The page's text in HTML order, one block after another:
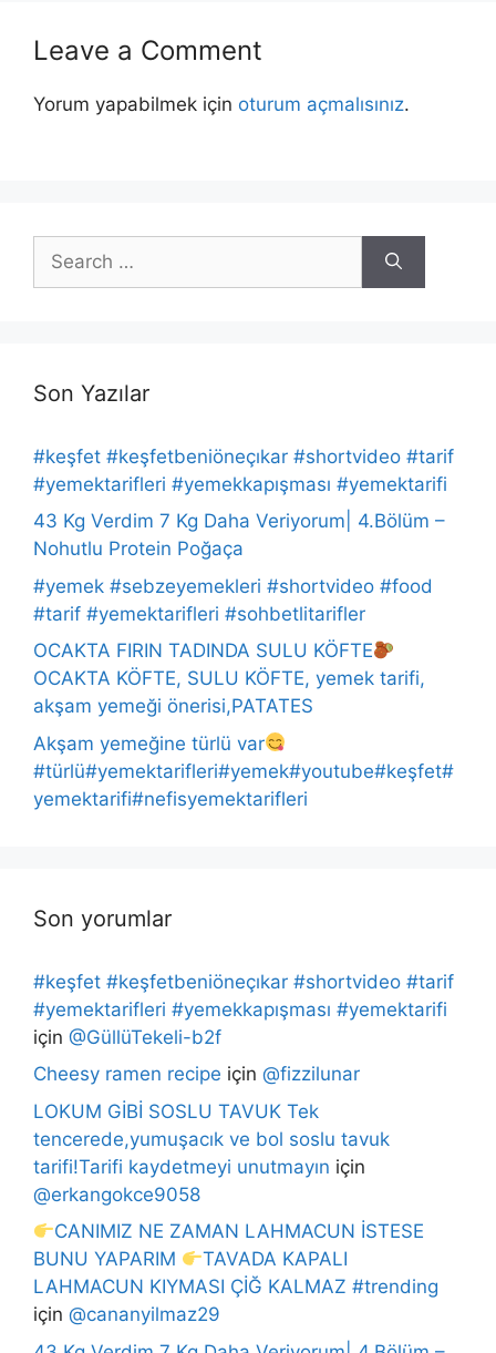
Leave a Comment
Yorum yapabilmek için oturum açmalısınız.
for:
Son Yazılar
#keşfet #keşfetbeniöneçıkar #shortvideo #tarif
#yemektarifleri #yemekkapışması #yemektarifi
43 Kg Verdim 7 Kg Daha Veriyorum| 4.Bölüm –
Nohutlu Protein Poğaça
#yemek #sebzeyemekleri #shortvideo #food
#tarif #yemektarifleri #sohbetlitarifler
OCAKTA FIRIN TADINDA SULU KÖFTE
OCAKTA KÖFTE, SULU KÖFTE, yemek tarifi,
akşam yemeği önerisi,PATATES
Akşam yemeğine türlü var
#türlü#yemektarifleri#yemek#youtube#keşfet#
yemektarifi#nefisyemektarifleri
Son yorumlar
#keşfet #keşfetbeniöneçıkar #shortvideo #tarif
#yemektarifleri #yemekkapışması #yemektarifi
için @GüllüTekeli-b2f
Cheesy ramen recipe için @fizzilunar
LOKUM GİBİ SOSLU TAVUK Tek
tencerede,yumuşacık ve bol soslu tavuk
tarifi!Tarifi kaydetmeyi unutmayın için
@erkangokce9058
CANIMIZ NE ZAMAN LAHMACUN İSTESE
BUNU YAPARIM
TAVADA KAPALI
LAHMACUN KIYMASI ÇİĞ KALMAZ #trending
için @cananyilmaz29